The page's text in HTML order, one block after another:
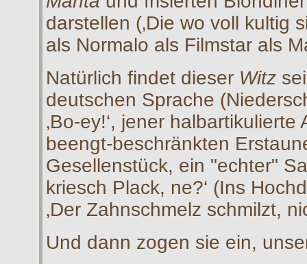
darstellen (‚Die wo voll kultig
als Normalo als Filmstar als
Natürlich findet dieser Witz
deutschen Sprache
‚Bo-ey!‘, jener
beengt-beschränkten
Gesellenstück, ein "echter"
kriesch Plack, ne?‘ (Ins
‚Der Zahnschmelz schmilzt,
Und dann zogen sie ein,